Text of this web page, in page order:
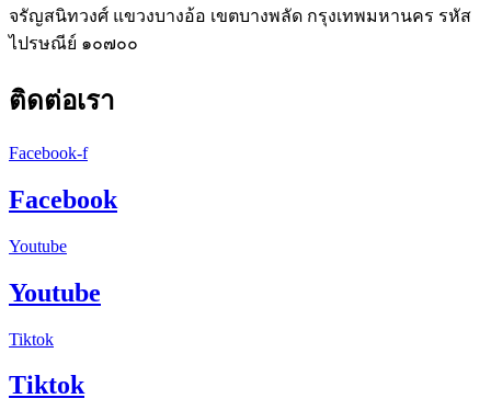
จรัญสนิทวงศ์ แขวงบางอ้อ เขตบางพลัด กรุงเทพมหานคร รหัส
ไปรษณีย์ ๑๐๗๐๐
ติดต่อเรา
Facebook-f
Facebook
Youtube
Youtube
Tiktok
Tiktok